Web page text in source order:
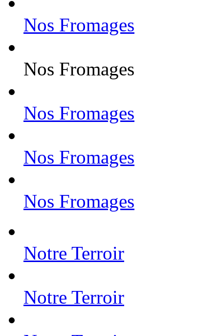
Nos Fromages
Nos Fromages
Nos Fromages
Nos Fromages
Nos Fromages
Notre Terroir
Notre Terroir